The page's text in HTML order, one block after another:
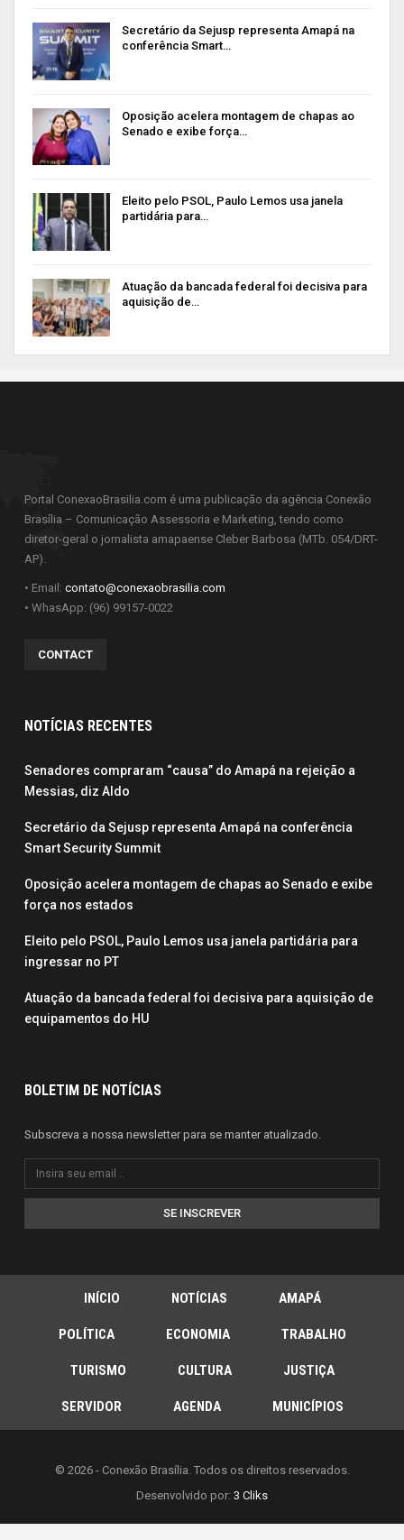
Secretário da Sejusp representa Amapá na
conferência Smart…
Oposição acelera montagem de chapas ao
Senado e exibe força…
Eleito pelo PSOL, Paulo Lemos usa janela
partidária para…
Atuação da bancada federal foi decisiva para
aquisição de…
Portal ConexaoBrasilia.com é uma publicação da agência Conexão
Brasília – Comunicação Assessoria e Marketing, tendo como
diretor-geral o jornalista amapaense Cleber Barbosa (MTb. 054/DRT-
AP).
• Email: contato@conexaobrasilia.com
• WhasApp: (96) 99157-0022
CONTACT
NOTÍCIAS RECENTES
Senadores compraram “causa” do Amapá na rejeição a
Messias, diz Aldo
Secretário da Sejusp representa Amapá na conferência
Smart Security Summit
Oposição acelera montagem de chapas ao Senado e exibe
força nos estados
Eleito pelo PSOL, Paulo Lemos usa janela partidária para
ingressar no PT
Atuação da bancada federal foi decisiva para aquisição de
equipamentos do HU
BOLETIM DE NOTÍCIAS
Subscreva a nossa newsletter para se manter atualizado.
SE INSCREVER
INÍCIO NOTÍCIAS AMAPÁ
POLÍTICA ECONOMIA TRABALHO
TURISMO CULTURA JUSTIÇA
SERVIDOR AGENDA MUNICÍPIOS
© 2026 - Conexão Brasília. Todos os direitos reservados.
Desenvolvido por: 3 Cliks